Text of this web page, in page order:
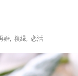
婚 復縁 恋活